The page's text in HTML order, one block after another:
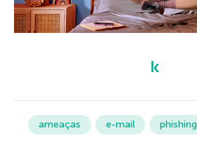
ameaças e-mail phishing